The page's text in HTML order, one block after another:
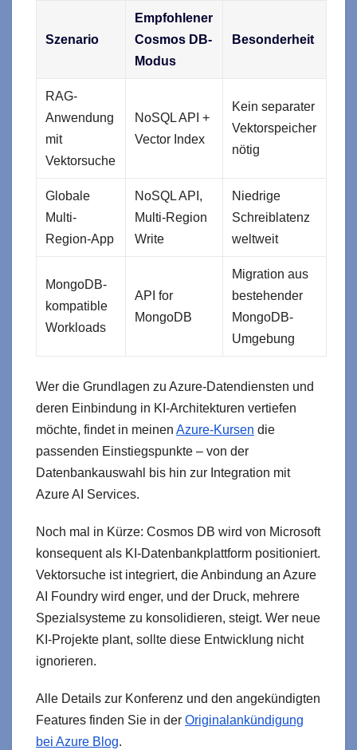
Szenario
Empfohlener
Cosmos DB-
Modus
Besonderheit
RAG-
Anwendung
mit
Vektorsuche
NoSQL API +
Vector Index
Kein separater
Vektorspeicher
nötig
Globale
Multi-
Region-App
NoSQL API,
Multi-Region
Write
Niedrige
Schreiblatenz
weltweit
MongoDB-
kompatible
Workloads
API for
MongoDB
Migration aus
bestehender
MongoDB-
Umgebung
Wer die Grundlagen zu Azure-Datendiensten und
deren Einbindung in KI-Architekturen vertiefen
möchte, findet in meinen Azure-Kursen die
passenden Einstiegspunkte – von der
Datenbankauswahl bis hin zur Integration mit
Azure AI Services.
Noch mal in Kürze: Cosmos DB wird von Microsoft
konsequent als KI-Datenbankplattform positioniert.
Vektorsuche ist integriert, die Anbindung an Azure
AI Foundry wird enger, und der Druck, mehrere
Spezialsysteme zu konsolidieren, steigt. Wer neue
KI-Projekte plant, sollte diese Entwicklung nicht
ignorieren.
Alle Details zur Konferenz und den angekündigten
Features finden Sie in der Originalankündigung
bei Azure Blog.